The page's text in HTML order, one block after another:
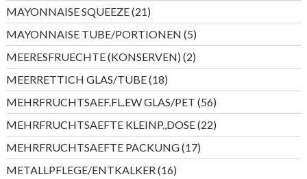
Produkte
MAYONNAISE SQUEEZE 2121
Produkte
MAYONNAISE TUBE/PORTIONEN 55
Produkte
MEERESFRUECHTE (KONSERVEN) 22
Produkte
MEERRETTICH GLAS/TUBE 1818
Produkte
MEHRFRUCHTSAEF.FL.EW GLAS/PET 5656
Produkte
MEHRFRUCHTSAEFTE KLEINP.,DOSE 2222
Produkte
MEHRFRUCHTSAEFTE PACKUNG 1717
Produkte
METALLPFLEGE/ENTKALKER 1616